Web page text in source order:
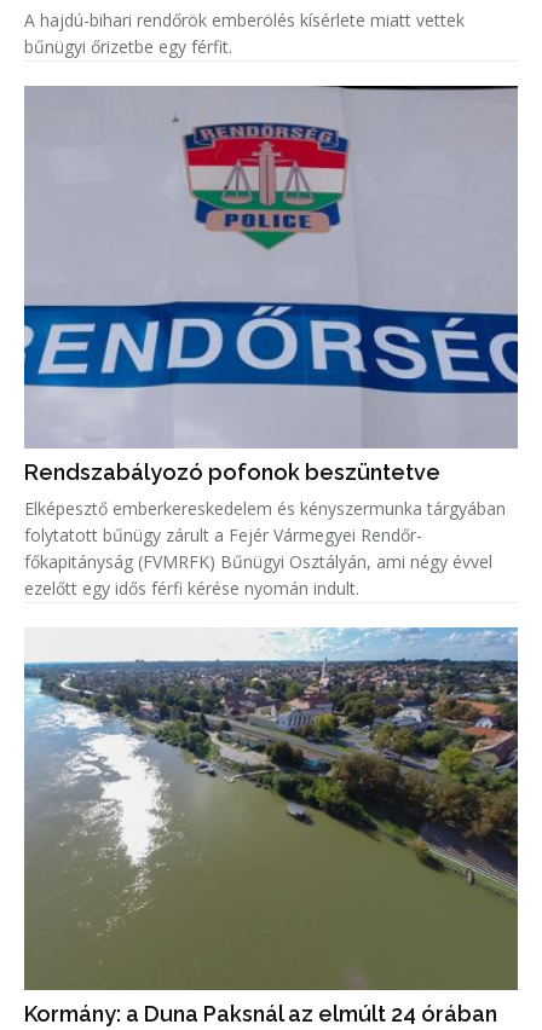
A hajdú-bihari rendőrök emberölés kísérlete miatt vettek
bűnügyi őrizetbe egy férfit.
Rendszabályozó pofonok beszüntetve
Elképesztő emberkereskedelem és kényszermunka tárgyában
folytatott bűnügy zárult a Fejér Vármegyei Rendőr-
főkapitányság (FVMRFK) Bűnügyi Osztályán, ami négy évvel
ezelőtt egy idős férfi kérése nyomán indult.
Kormány: a Duna Paksnál az elmúlt 24 órában